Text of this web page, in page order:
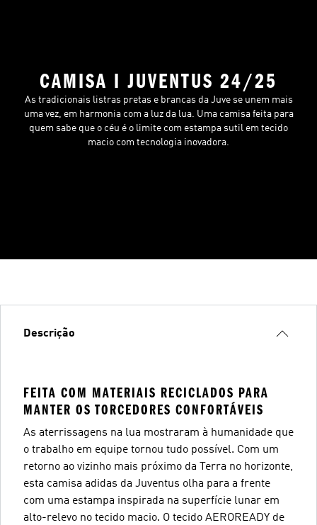
CAMISA I JUVENTUS 24/25
As tradicionais listras pretas e brancas da Juve se unem mais
uma vez, em harmonia com a luz da lua. Uma camisa feita para
quem sabe que o céu é o limite com estampa sutil em tecido
macio com tecnologia inovadora.
Descrição
FEITA COM MATERIAIS RECICLADOS PARA
MANTER OS TORCEDORES CONFORTÁVEIS
As aterrissagens na lua mostraram à humanidade que
o trabalho em equipe tornou tudo possível. Com um
retorno ao vizinho mais próximo da Terra no horizonte,
esta camisa adidas da Juventus olha para a frente
com uma estampa inspirada na superfície lunar em
alto-relevo no tecido macio. O tecido AEROREADY de